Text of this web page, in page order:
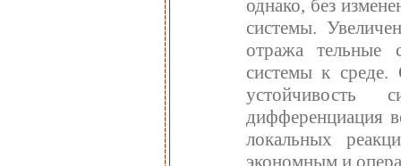
однако, без
системы.
отража тельные
системы к среде.
устойчивость
дифференциация
локальных
экономным и